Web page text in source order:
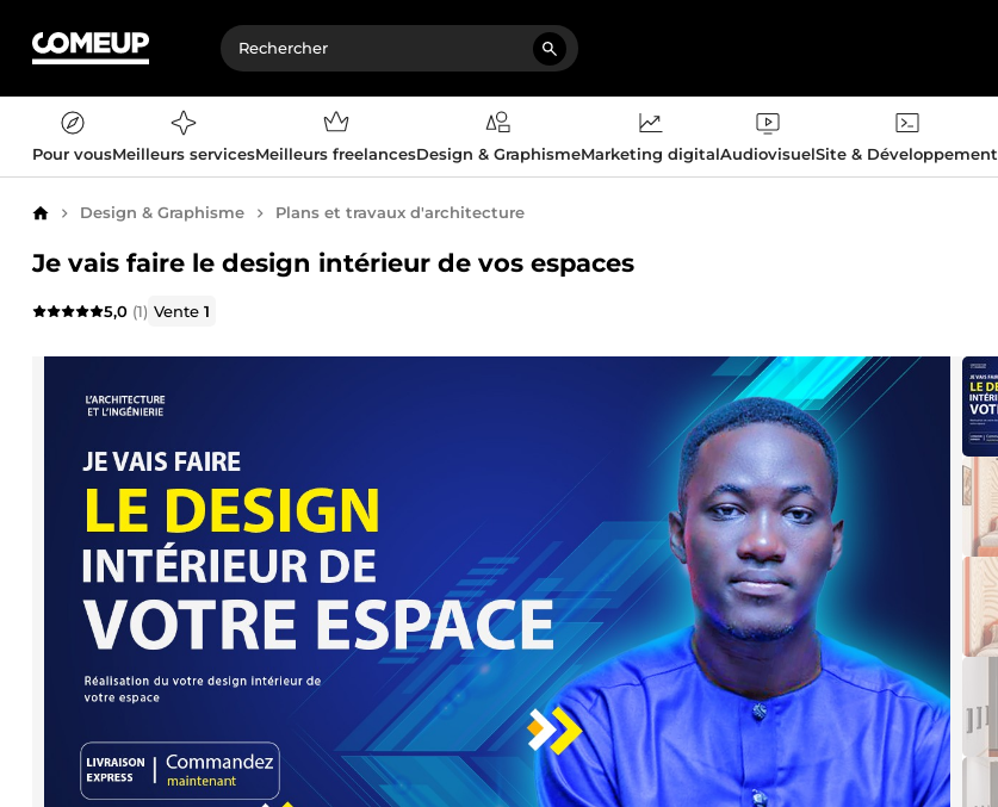
Pour vousMeilleurs servicesMeilleurs freelancesDesign & GraphismeMarketing digitalAudiovisuelSite & Développement
AccueilDesign & Graphisme Plans et travaux d'architecture
Je vais faire le design intérieur de vos espaces
5,0 (1) Vente1